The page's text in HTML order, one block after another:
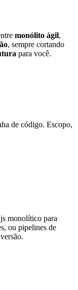
monólito ágil,
, sempre cortando
para você.
de código. Escopo,
monolítico para
ou pipelines de